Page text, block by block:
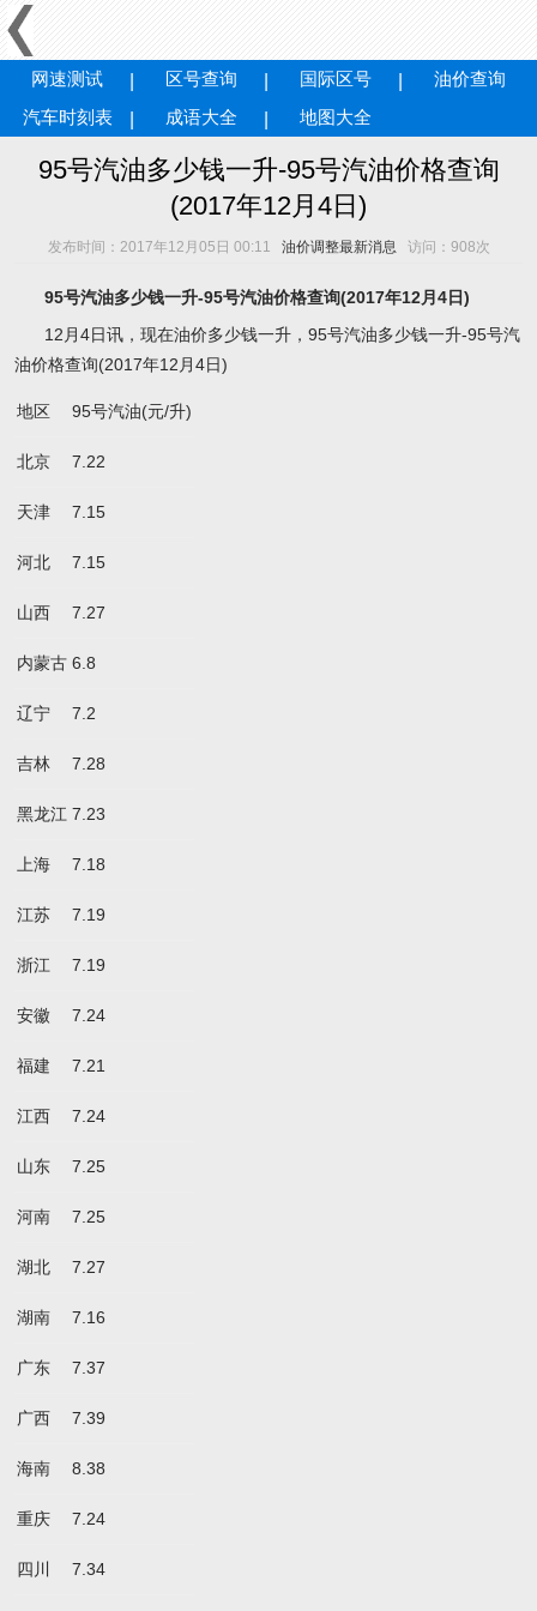
网速测试 区号查询 国际区号
油价查询
汽车时刻表
成语大全 地图大全
95号汽油多少钱一升-95号汽油价格查询
(2017年12月4日)
发布时间：2017年12月05日 00:11 油价调整最新消息 访问： 908次
95号汽油多少钱一升-95号汽油价格查询(2017年12月4日)
12月4日讯，现在油价多少钱一升，95号汽油多少钱一升-95号汽
油价格查询(2017年12月4日)
地区 95号汽油(元/升)
北京 7.22
天津 7.15
河北 7.15
山西 7.27
内蒙古 6.8
辽宁 7.2
吉林 7.28
黑龙江 7.23
上海 7.18
江苏 7.19
浙江 7.19
安徽 7.24
福建 7.21
江西 7.24
山东 7.25
河南 7.25
湖北 7.27
湖南 7.16
广东 7.37
广西 7.39
海南 8.38
重庆 7.24
四川 7.34